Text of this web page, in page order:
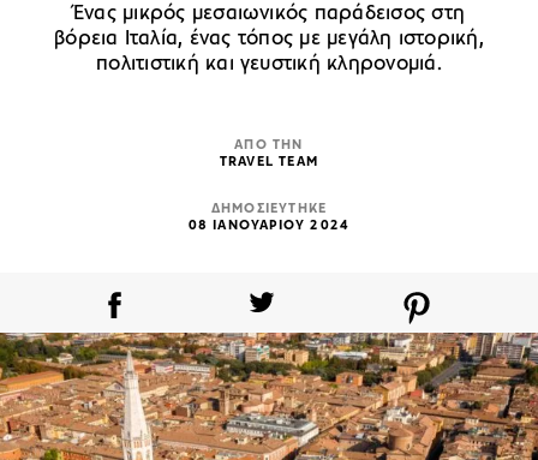
Ένας μικρός μεσαιωνικός παράδεισος στη
βόρεια Ιταλία, ένας τόπος με μεγάλη ιστορική,
πολιτιστική και γευστική κληρονομιά.
ΑΠΟ ΤΗΝ
TRAVEL TEAM
ΔΗΜΟΣΙΕΥΤΗΚΕ
08 ΙΑΝΟΥΑΡΙΟΥ 2024